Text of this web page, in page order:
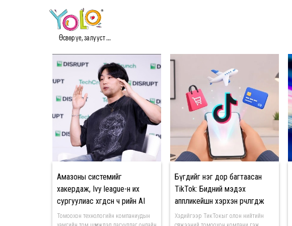
Өсвөр үе, залууст ...#TECHNOLOGY МЭДЭЭ
Амазоны системийг
хакердаж, Ivy league-н их
сургуулиас хөөгдсөн ч өөрийн AI
компанийг байгуулсан 21
Томоохон технологийн компаниудын
Бүгдийг нэг дор багтаасан
TikTok: Бидний мэдэх
аппликейшн хэрхэн өөрчлөгдөж
байна вэ?
Хэдийгээр ТикТокыг олон нийтийн